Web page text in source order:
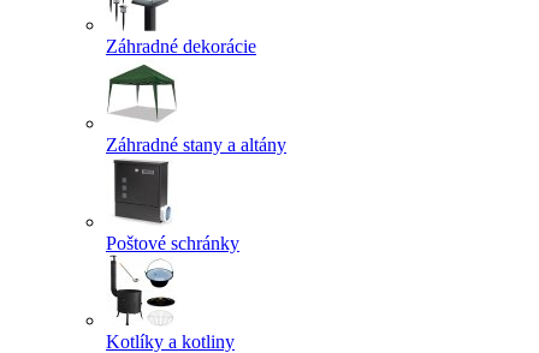
Záhradné dekorácie
Záhradné stany a altány
Poštové schránky
Kotlíky a kotliny